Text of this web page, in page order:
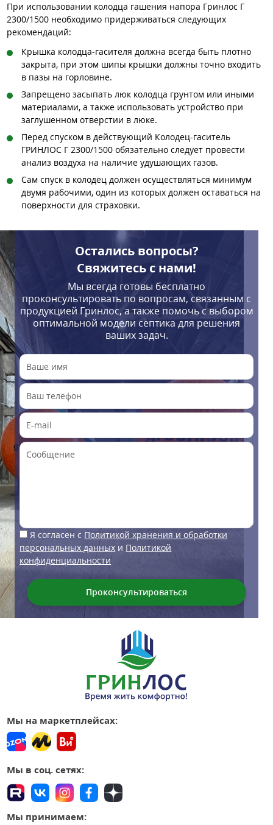
При использовании колодца гашения напора Гринлос Г
2300/1500 необходимо придерживаться следующих
рекомендаций:
Крышка колодца-гасителя должна всегда быть плотно
закрыта, при этом шипы крышки должны точно входить
в пазы на горловине.
Запрещено засыпать люк колодца грунтом или иными
материалами, а также использовать устройство при
заглушенном отверстии в люке.
Перед спуском в действующий Колодец-гаситель
ГРИНЛОС Г 2300/1500 обязательно следует провести
анализ воздуха на наличие удушающих газов.
Сам спуск в колодец должен осуществляться минимум
двумя рабочими, один из которых должен оставаться на
поверхности для страховки.
Остались вопросы?
Свяжитесь с нами!
Мы всегда готовы бесплатно
проконсультировать по вопросам, связанным с
продукцией Гринлос, а также помочь с выбором
оптимальной модели септика для решения
ваших задач.
Я согласен с Политикой хранения и обработки
персональных данных и Политикой
конфиденциальности
Мы на маркетплейсах:
Мы в соц. сетях:
Мы принимаем: